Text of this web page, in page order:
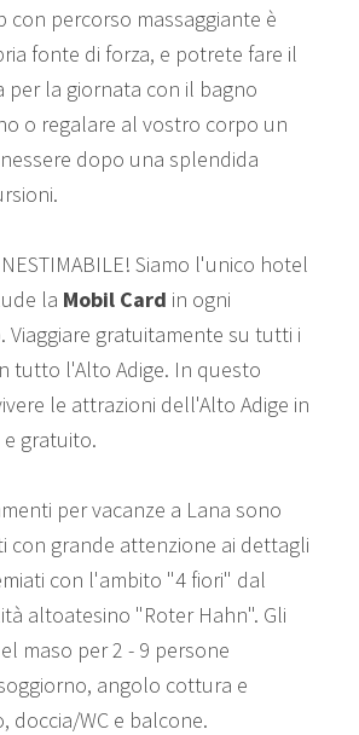
con percorso massaggiante è
fonte di forza, e potrete fare il
per la giornata con il bagno
o regalare al vostro corpo un
dopo una splendida
Siamo l'unico hotel
la Mobil Card in ogni
Viaggiare gratuitamente su tutti i
tutto l'Alto Adige. In questo
le attrazioni dell'Alto Adige in
gratuito.
per vacanze a Lana sono
con grande attenzione ai dettagli
con l'ambito "4 fiori" dal
altoatesino "Roter Hahn". Gli
maso per 2 - 9 persone
angolo cottura e
doccia/WC e balcone.